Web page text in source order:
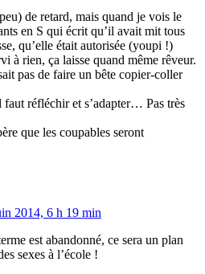
de retard, mais quand je vois le
en S qui écrit qu’il avait mit tous
qu’elle était autorisée (youpi !)
à rien, ça laisse quand même rêveur.
pas de faire un bête copier-coller
réfléchir et s’adapter… Pas très
que les coupables seront
2014, 6 h 19 min
est abandonné, ce sera un plan
sexes à l’école !